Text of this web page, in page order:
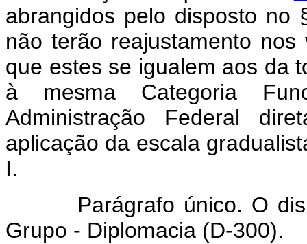
abrangidos pelo disposto no
não terão reajustamento
que estes se igualem aos da
à mesma Categoria
Administração Federal
aplicação da escala
I.
Parágrafo único. O
Grupo - Diplomacia (D-300).